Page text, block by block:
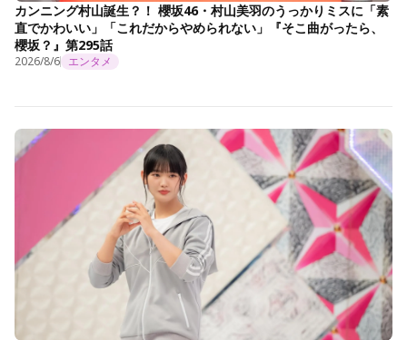
カンニング村山誕生？！ 櫻坂46・村山美羽のうっかりミスに「素
直でかわいい」「これだからやめられない」『そこ曲がったら、
櫻坂？』第295話
2026/8/6 エンタメ